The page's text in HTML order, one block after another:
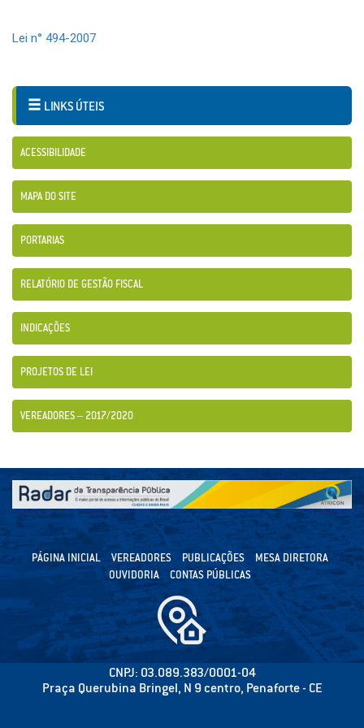
Lei n° 494-2007
LINKS ÚTEIS
ACESSIBILIDADE
MAPA DO SITE
PORTARIAS
RELATÓRIO DE GESTÃO FISCAL
INDICAÇÕES
PROJETOS DE LEI
VEREADORES – 2017/2020
PÁGINA INICIAL VEREADORES PUBLICAÇÕES
MESA DIRETORA
OUVIDORIA
CONTAS PÚBLICAS
CNPJ: 03.089.383/0001-04
Praça Querubina Bringel, N 9 centro, Penaforte - CE